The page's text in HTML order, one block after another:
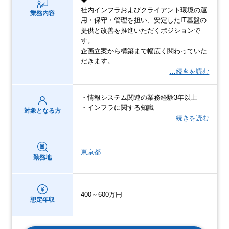
業務内容
社内インフラおよびクライアント環境の運
用・保守・管理を担い、安定したIT基盤の
提供と改善を推進いただくポジションで
す。
企画立案から構築まで幅広く関わっていた
だきます。
…続きを読む
対象となる方
・情報システム関連の業務経験3年以上
・インフラに関する知識
…続きを読む
勤務地
東京都
想定年収
400～600万円